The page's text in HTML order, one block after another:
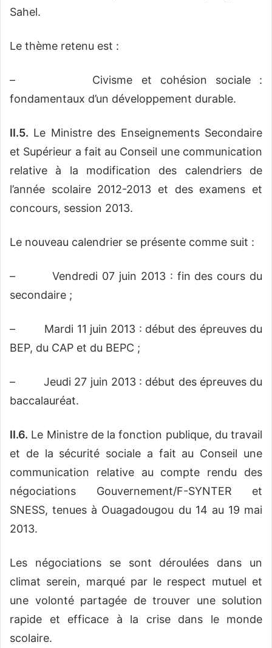
Sahel.
Le thème retenu est :
– Civisme et cohésion sociale :
fondamentaux d’un développement durable.
II.5. Le Ministre des Enseignements Secondaire
et Supérieur a fait au Conseil une communication
relative à la modification des calendriers de
l’année scolaire 2012-2013 et des examens et
concours, session 2013.
Le nouveau calendrier se présente comme suit :
– Vendredi 07 juin 2013 : fin des cours du
secondaire ;
– Mardi 11 juin 2013 : début des épreuves du
BEP, du CAP et du BEPC ;
– Jeudi 27 juin 2013 : début des épreuves du
baccalauréat.
II.6. Le Ministre de la fonction publique, du travail
et de la sécurité sociale a fait au Conseil une
communication relative au compte rendu des
négociations Gouvernement/F-SYNTER et
SNESS, tenues à Ouagadougou du 14 au 19 mai
2013.
Les négociations se sont déroulées dans un
climat serein, marqué par le respect mutuel et
une volonté partagée de trouver une solution
rapide et efficace à la crise dans le monde
scolaire.